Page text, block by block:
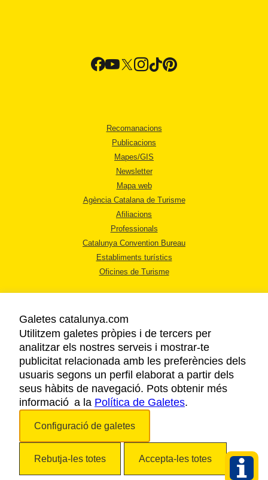
Recomanacions
Publicacions
Mapes/GIS
Newsletter
Mapa web
Agència Catalana de Turisme
Afiliacions
Professionals
Catalunya Convention Bureau
Establiments turístics
Oficines de Turisme
AVÍS LEGAL
POLÍTICA DE PRIVACITAT
COOKIES
ACCESSIBILITAT
Galetes catalunya.com
Utilitzem galetes pròpies i de tercers per
analitzar els nostres serveis i mostrar-te
publicitat relacionada amb les preferències dels
usuaris segons un perfil elaborat a partir dels
seus hàbits de navegació. Pots obtenir més
informació a la Política de Galetes.
Configuració de galetes
Rebutja-les totes Accepta-les totes